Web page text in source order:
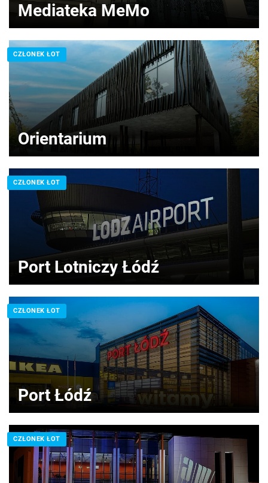
Mediateka MeMo
Orientarium
CZŁONEK ŁOT
Port Lotniczy Łódź
CZŁONEK ŁOT
Port Łódź
CZŁONEK ŁOT
CZŁONEK ŁOT